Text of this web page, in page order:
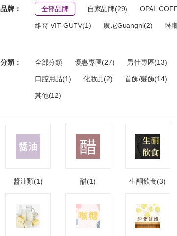
品牌： 全部品牌 自家品牌(29) OPAL
維奇 VIT-GUTV(1) 廣尼Guangni(2) 琳
分類： 全部分類 優惠專區(27) 男仕專區(13)
口腔用品(1) 化妝品(2) 首飾/髮飾(14)
其他(12)
醬油類(1) 醋(1) 生酮飲食(3)